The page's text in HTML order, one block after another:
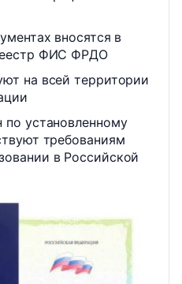
вносятся в
ФИС ФРДО
на всей территории
установленному
требованиям
в Российской